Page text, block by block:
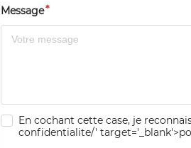
Message
En cochant cette case, je
confidentialite/'